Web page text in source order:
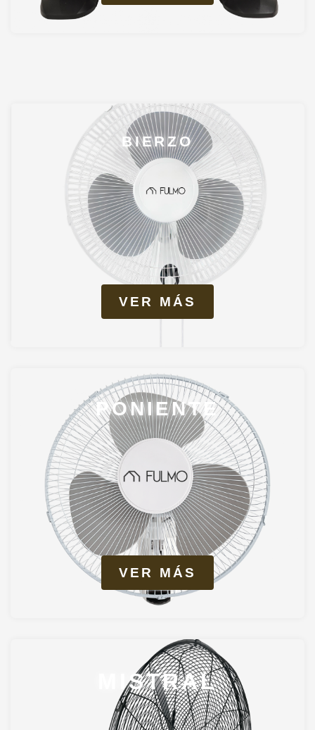
BIERZO
VER MÁS
PONIENTE
VER MÁS
MISTRAL